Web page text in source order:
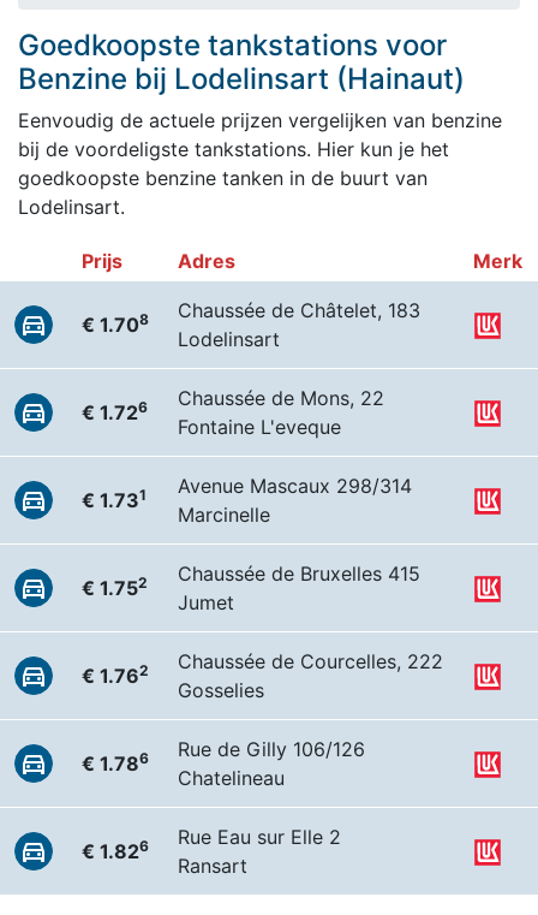
Goedkoopste tankstations voor
Benzine bij Lodelinsart (Hainaut)
Eenvoudig de actuele prijzen vergelijken van benzine
bij de voordeligste tankstations. Hier kun je het
goedkoopste benzine tanken in de buurt van
Lodelinsart.
Prijs Adres Merk
€ 1.708
Chaussée de Châtelet, 183
Lodelinsart
€ 1.726
Chaussée de Mons, 22
Fontaine L'eveque
€ 1.731
Avenue Mascaux 298/314
Marcinelle
€ 1.752
Chaussée de Bruxelles 415
Jumet
€ 1.762
Chaussée de Courcelles, 222
Gosselies
€ 1.786
Rue de Gilly 106/126
Chatelineau
€ 1.826
Rue Eau sur Elle 2
Ransart